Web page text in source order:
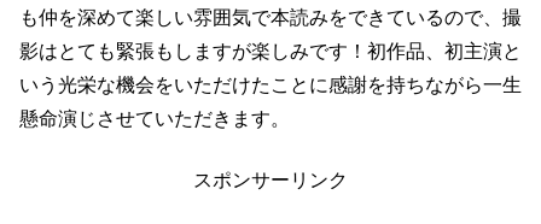
も仲を深めて楽しい雰囲気で本読みをできているので、撮
影はとても緊張もしますが楽しみです！初作品、初主演と
いう光栄な機会をいただけたことに感謝を持ちながら一生
懸命演じさせていただきます。
スポンサーリンク